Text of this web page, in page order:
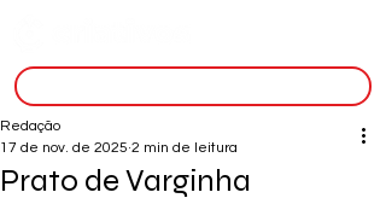
Prato de Varginha
Redação
17 de nov. de 2025 2 min de leitura